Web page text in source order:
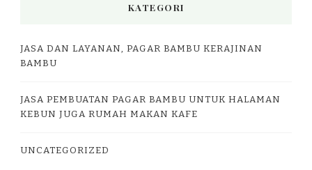
KATEGORI
JASA DAN LAYANAN, PAGAR BAMBU KERAJINAN
BAMBU
JASA PEMBUATAN PAGAR BAMBU UNTUK HALAMAN
KEBUN JUGA RUMAH MAKAN KAFE
UNCATEGORIZED